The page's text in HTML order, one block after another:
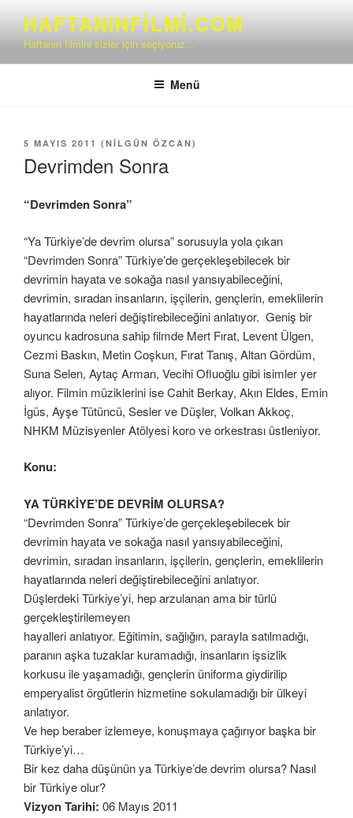
HAFTANINFILMI.COM
Haftanın filmini sizler için seçiyoruz…
Menü
YAYIM
5 MAYIS 2011 ( NILGÜN ÖZCAN)
Devrimden Sonra
“Devrimden Sonra”
“Ya Türkiye’de devrim olursa” sorusuyla yola çıkan
“Devrimden Sonra” Türkiye’de gerçekleşebilecek bir
devrimin hayata ve sokağa nasıl yansıyabileceğini,
devrimin, sıradan insanların, işçilerin, gençlerin, emeklilerin
hayatlarında neleri değiştirebileceğini anlatıyor. Geniş bir
oyuncu kadrosuna sahip filmde Mert Fırat, Levent Ülgen,
Cezmi Baskın, Metin Coşkun, Fırat Tanış, Altan Gördüm,
Suna Selen, Aytaç Arman, Vecihi Ofluoğlu gibi isimler yer
alıyor. Filmin müziklerini ise Cahit Berkay, Akın Eldes, Emin
İgüs, Ayşe Tütüncü, Sesler ve Düşler, Volkan Akkoç,
NHKM Müzisyenler Atölyesi koro ve orkestrası üstleniyor.
Konu:
YA TÜRKİYE’DE DEVRİM OLURSA?
“Devrimden Sonra” Türkiye’de gerçekleşebilecek bir
devrimin hayata ve sokağa nasıl yansıyabileceğini,
devrimin, sıradan insanların, işçilerin, gençlerin, emeklilerin
hayatlarında neleri değiştirebileceğini anlatıyor.
Düşlerdeki Türkiye’yi, hep arzulanan ama bir türlü
gerçekleştirilemeyen
hayalleri anlatıyor. Eğitimin, sağlığın, parayla satılmadığı,
paranın aşka tuzaklar kuramadığı, insanların işsizlik
korkusu ile yaşamadığı, gençlerin üniforma giydirilip
emperyalist örgütlerin hizmetine sokulamadığı bir ülkeyi
anlatıyor.
Ve hep beraber izlemeye, konuşmaya çağırıyor başka bir
Türkiye’yi…
Bir kez daha düşünün ya Türkiye’de devrim olursa? Nasıl
bir Türkiye olur?
Vizyon Tarihi: 06 Mayıs 2011